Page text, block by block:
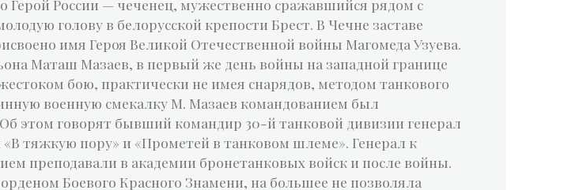
Герой России — чеченец, мужественно сражавшийся рядом с
голову в белорусской крепости Брест. В Чечне заставе
имя Героя Великой Отечественной войны Магомеда Узуева.
Маташ Мазаев, в первый же день войны на западной границе
бою, практически не имея снарядов, методом танкового
военную смекалку М. Мазаев командованием был
этом говорят бывший командир 30-й танковой дивизии генерал
тяжкую пору» и «Прометей в танковом шлеме». Генерал к
преподавали в академии бронетанковых войск и после войны.
Боевого Красного Знамени, на большее не позволяла